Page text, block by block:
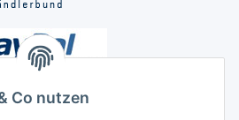
Co nutzen